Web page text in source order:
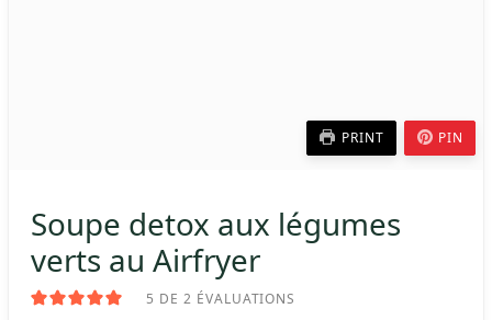
PRINT PIN
Soupe detox aux légumes
verts au Airfryer
5 DE 2 ÉVALUATIONS